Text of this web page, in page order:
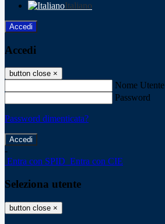
Italiano
Accedi
Accedi
button close ×
Nome Utente
Password
Password dimenticata?
-
Entra con SPID Entra con CIE
Seleziona utente
button close ×